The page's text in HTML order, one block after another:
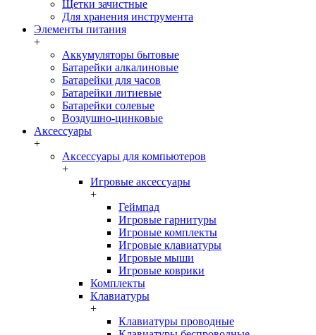
Щетки зачистные
Для хранения инструмента
Элементы питания
+
Аккумуляторы бытовые
Батарейки алкалиновые
Батарейки для часов
Батарейки литиевые
Батарейки солевые
Воздушно-цинковые
Аксессуары
+
Аксессуары для компьютеров
+
Игровые аксессуары
+
Геймпад
Игровые гарнитуры
Игровые комплекты
Игровые клавиатуры
Игровые мыши
Игровые коврики
Комплекты
Клавиатуры
+
Клавиатуры проводные